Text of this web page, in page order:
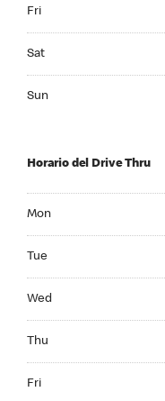
Fri
Sat
Sun
Horario del Drive Thru
Mon
Tue
Wed
Thu
Fri